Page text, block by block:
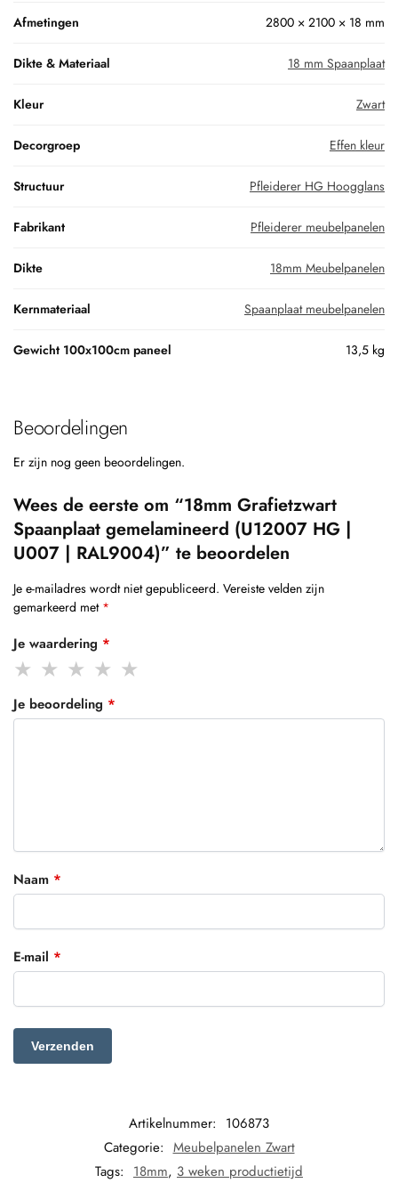
Afmetingen 2800 × 2100 × 18 mm
Dikte & Materiaal 18 mm Spaanplaat
Kleur Zwart
Decorgroep Effen kleur
Structuur Pfleiderer HG Hoogglans
Fabrikant Pfleiderer meubelpanelen
Dikte 18mm Meubelpanelen
Kernmateriaal Spaanplaat meubelpanelen
Gewicht 100x100cm paneel 13,5 kg
Beoordelingen
Er zijn nog geen beoordelingen.
Wees de eerste om “18mm Grafietzwart
Spaanplaat gemelamineerd (U12007 HG |
U007 | RAL9004)” te beoordelen
Je e-mailadres wordt niet gepubliceerd. Vereiste velden zijn
gemarkeerd met *
Je waardering *
Je beoordeling *
Naam *
E-mail *
Artikelnummer: 106873
Categorie: Meubelpanelen Zwart
Tags: 18mm, 3 weken productietijd